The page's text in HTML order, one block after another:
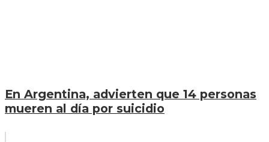
En Argentina, advierten que 14 personas
mueren al día por suicidio